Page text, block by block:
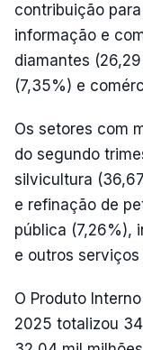
contribuição
informação e
diamantes
(7,35%) e
Os setores com
do segundo
silvicultura
e refinação de
pública (7,26%),
e outros
O Produto
2025 totalizou